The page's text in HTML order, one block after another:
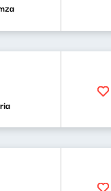
Jakub Jędras